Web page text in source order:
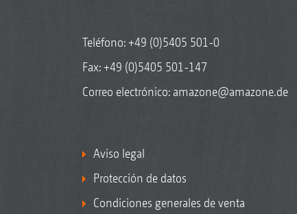
Teléfono:+49 (0)5405 501-0
Fax: +49 (0)5405 501-147
Correo electrónico: amazone@amazone.de
Aviso legal
Protección de datos
Condiciones generales de venta